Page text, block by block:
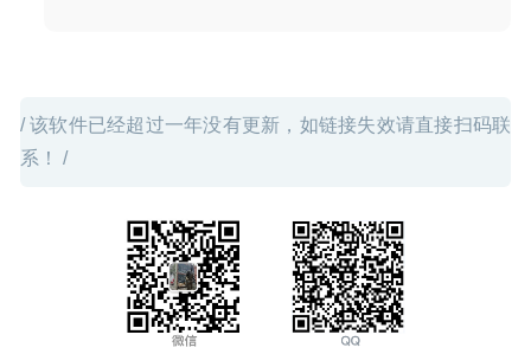
/ 该软件已经超过一年没有更新，如链接失效请直接扫码联
系！ /